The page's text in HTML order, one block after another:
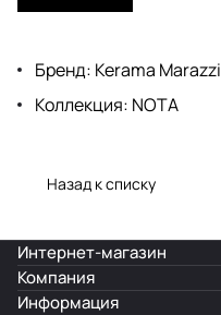
Бренд: Kerama Marazzi
Коллекция: NOTA
Назад к списку
Интернет-магазин
Компания
Информация